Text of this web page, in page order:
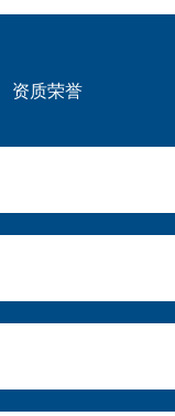
资质荣誉